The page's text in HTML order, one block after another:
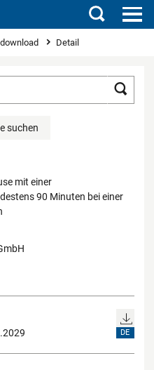
Suchen
Detail
suchen
mit einer
90 Minuten bei einer
DE